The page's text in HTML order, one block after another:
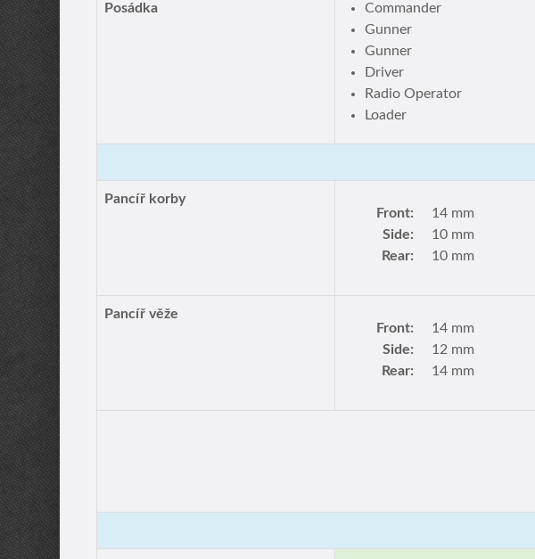
Posádka
Commander
Gunner
Gunner
Driver
Radio Operator
Loader
Pancíř korby
Front:
14 mm
Side:
10 mm
Rear:
10 mm
Pancíř věže
Front:
14 mm
Side:
12 mm
Rear:
14 mm